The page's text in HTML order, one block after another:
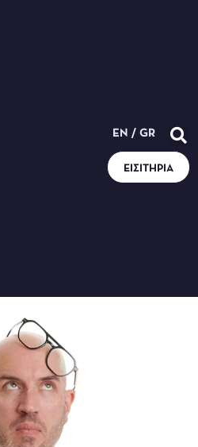
EN / GR
ΕΙΣΙΤΉΡΙΑ